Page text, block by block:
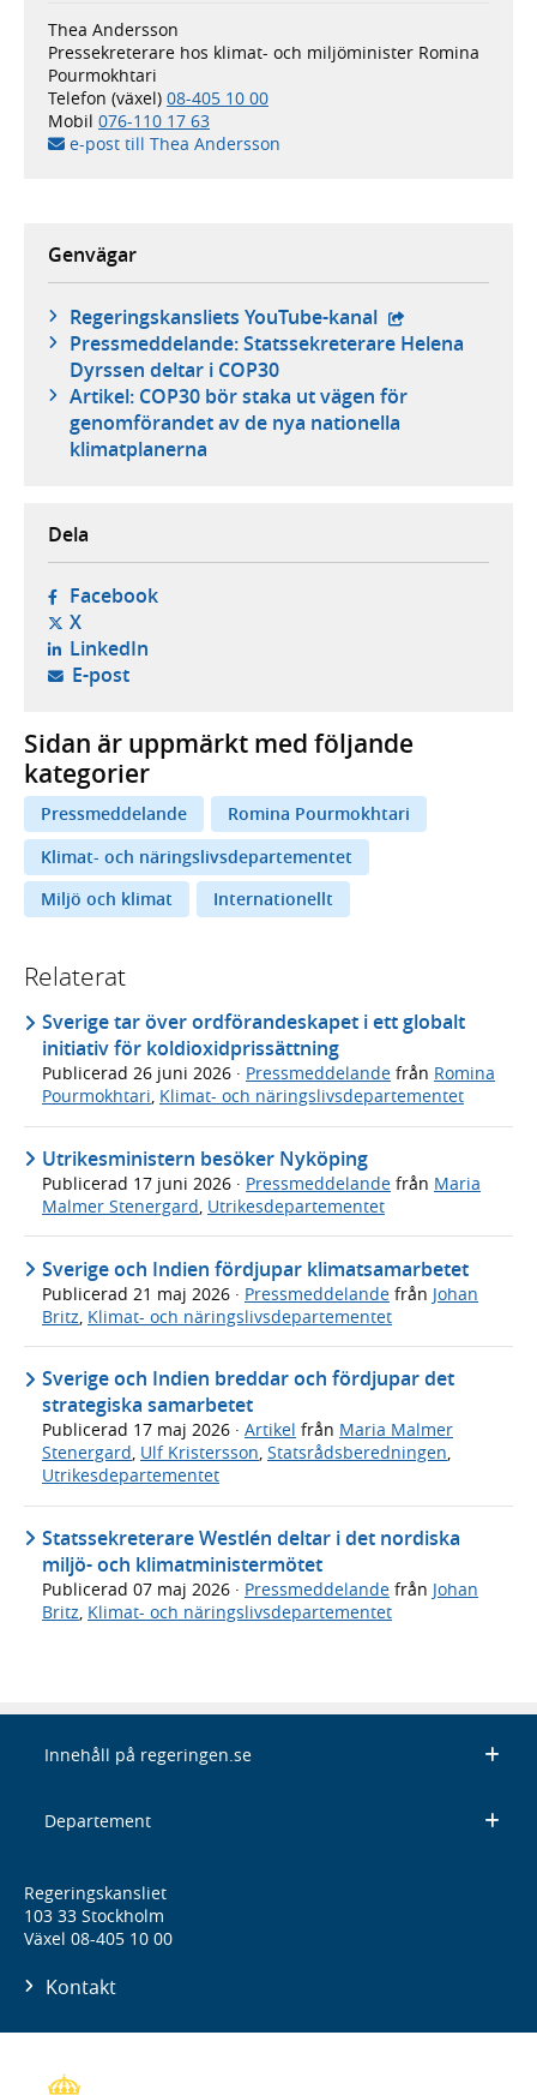
Thea Andersson
Pressekreterare hos klimat- och miljöminister Romina
Pourmokhtari
Telefon (växel) 08-405 10 00
Mobil 076-110 17 63
e-post till Thea Andersson
Genvägar
Regeringskansliets YouTube-kanal - extern
Pressmeddelande: Statssekreterare Helena
Dyrssen deltar i COP30
Artikel: COP30 bör staka ut vägen för
genomförandet av de nya nationella
klimatplanerna
Dela
Facebook- öppnas i ny flik, extern webbplats,
X- öppnas i ny flik, extern webbplats,
LinkedIn- öppnas i ny flik, extern webbplats,
E-post- öppnar din e-postklient,
Sidan är uppmärkt med följande
kategorier
Pressmeddelande
Romina Pourmokhtari
Klimat- och näringslivsdepartementet
Miljö och klimat
Internationellt
Relaterat
Sverige tar över ordförandeskapet i ett globalt
initiativ för koldioxidprissättning
Publicerad 26 juni 2026 · Pressmeddelande från Romina
Pourmokhtari, Klimat- och näringslivsdepartementet
Utrikesministern besöker Nyköping
Publicerad 17 juni 2026 · Pressmeddelande från Maria
Malmer Stenergard, Utrikesdepartementet
Sverige och Indien fördjupar klimatsamarbetet
Publicerad 21 maj 2026 · Pressmeddelande från Johan
Britz Klimat- och näringslivsdepartementet
Sverige och Indien breddar och fördjupar det
strategiska samarbetet
Publicerad 17 maj 2026 · Artikel från Maria Malmer
Stenergard, Ulf Kristersson, Statsrådsberedningen,
Utrikesdepartementet
Statssekreterare Westlén deltar i det nordiska
miljö- och klimatministermötet
Publicerad 07 maj 2026 · Pressmeddelande från Johan
Britz, Klimat- och näringslivsdepartementet
Innehåll på regeringen.se
Departement
Regeringskansliet
103 33 Stockholm
Växel 08-405 10 00
Kontakt